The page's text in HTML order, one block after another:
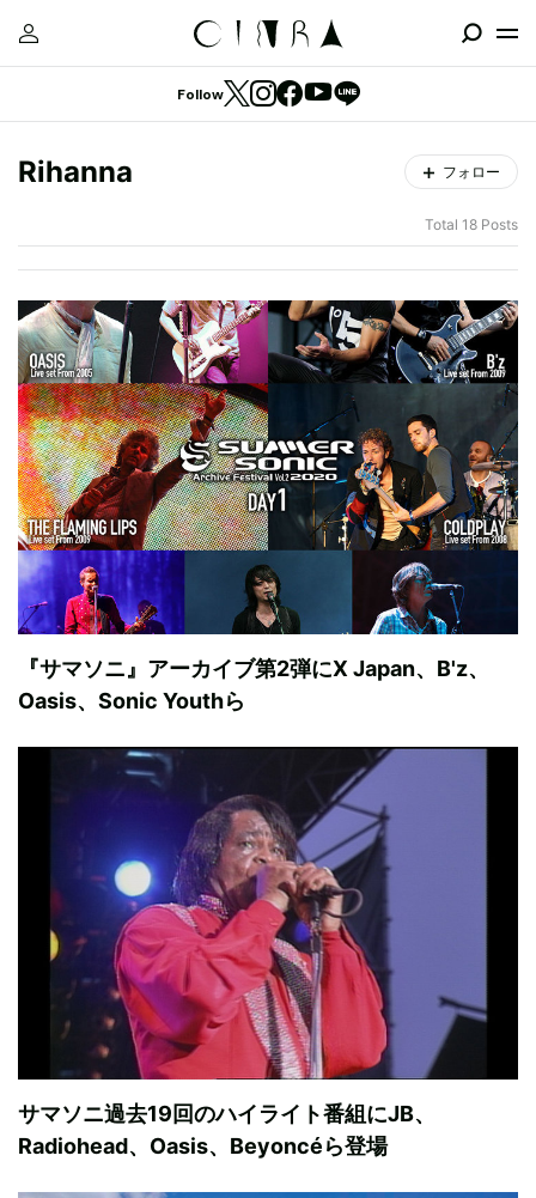
Follow
Rihanna フォロー
Total 18 Posts
『サマソニ』アーカイブ第2弾にX Japan、B'z、
Oasis、Sonic Youthら
サマソニ過去19回のハイライト番組にJB、
Radiohead、Oasis、Beyoncéら登場